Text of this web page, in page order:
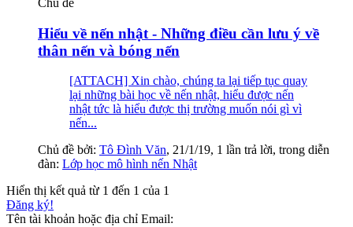
Chủ đề
Hiểu về nến nhật - Những điều cần lưu ý về
thân nến và bóng nến
[ATTACH] Xin chào, chúng ta lại tiếp tục quay
lại những bài học về nến nhật, hiểu được nến
nhật tức là hiểu được thị trường muốn nói gì vì
nến...
Chủ đề bởi: Tô Đình Văn, 21/1/19, 1 lần trả lời, trong diễn
đàn: Lớp học mô hình nến Nhật
Hiển thị kết quả từ 1 đến 1 của 1
Đăng ký!
Tên tài khoản hoặc địa chỉ Email: